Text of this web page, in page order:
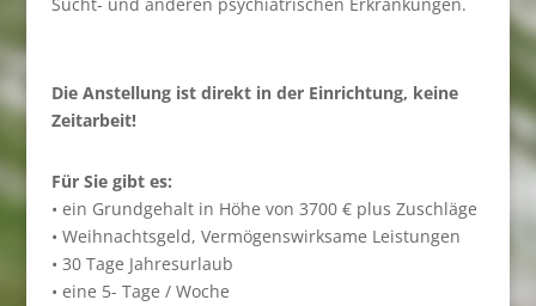
Die Anstellung ist direkt in der Einrichtung, keine
Zeitarbeit!
Für Sie gibt es:
• ein Grundgehalt in Höhe von 3700 € plus Zuschläge
• Weihnachtsgeld, Vermögenswirksame Leistungen
• 30 Tage Jahresurlaub
• eine 5- Tage / Woche